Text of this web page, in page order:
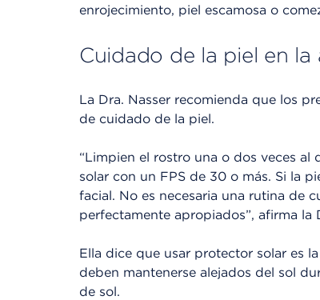
enrojecimiento, piel escamosa o
Cuidado de la piel en
La Dra. Nasser recomienda que los
de cuidado de la piel.
“Limpien el rostro una o dos veces
solar con un FPS de 30 o más. Si la
facial. No es necesaria una rutina de
perfectamente apropiados”, afirma la
Ella dice que usar protector solar es
deben mantenerse alejados del sol
de sol.